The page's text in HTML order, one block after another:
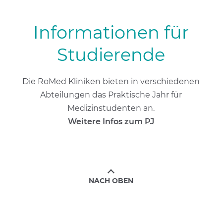
Informationen für
Studierende
Die RoMed Kliniken bieten in verschiedenen
Abteilungen das Praktische Jahr für
Medizinstudenten an.
Weitere Infos zum PJ
NACH OBEN